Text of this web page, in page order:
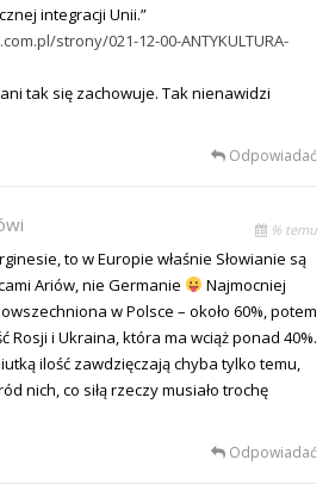
integracji Unii.”
strony/021-12-00-ANTYKULTURA-
tak się zachowuje. Tak nienawidzi
Odpowiadać
% temu
to w Europie właśnie Słowianie są
Ariów, nie Germanie
Najmocniej
w Polsce – około 60%, potem
Rosji i Ukraina, która ma wciąż ponad 40%.
ilość zawdzięczają chyba tylko temu,
nich, co siłą rzeczy musiało trochę
Odpowiadać